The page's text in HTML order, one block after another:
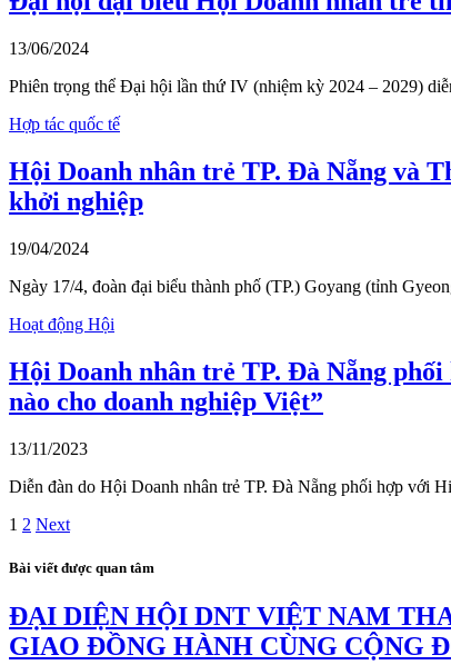
13/06/2024
Phiên trọng thể Đại hội lần thứ IV (nhiệm kỳ 2024 – 2029)
Hợp tác quốc tế
Hội Doanh nhân trẻ TP. Đà Nẵng và
khởi nghiệp
19/04/2024
Ngày 17/4, đoàn đại biểu thành phố (TP.) Goyang (tỉnh
Hoạt động Hội
Hội Doanh nhân trẻ TP. Đà Nẵng
nào cho doanh nghiệp Việt”
13/11/2023
Diễn đàn do Hội Doanh nhân trẻ TP. Đà Nẵng phối hợp với
1 2 Next
Bài viết được quan tâm
ĐẠI DIỆN HỘI DNT VIỆT NAM
GIAO ĐỒNG HÀNH CÙNG CỘNG